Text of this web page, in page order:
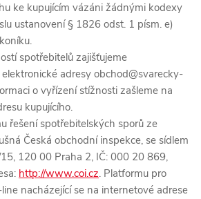
ke kupujícím vázáni žádnými kodexy
ustanovení § 1826 odst. 1 písm. e)
spotřebitelů zajišťujeme
adresy obchod@svarecky-
o vyřízení stížnosti zašleme na
kupujícího.
řešení spotřebitelských sporů ze
Česká obchodní inspekce, se sídlem
120 00 Praha 2, IČ: 000 20 869,
http://www.coi.cz. Platformu pro
nacházející se na internetové adrese